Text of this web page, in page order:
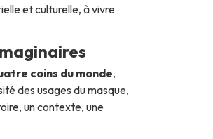
et culturelle, à vivre
coins du monde,
des usages du masque,
un contexte, une